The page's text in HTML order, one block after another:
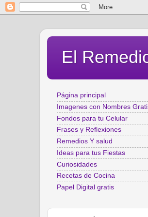
El
Página principal
Imagenes con Nombres
Fondos para tu Celular
Frases y Reflexiones
Remedios Y salud
Ideas para tus Fiestas
Curiosidades
Recetas de Cocina
Papel Digital gratis